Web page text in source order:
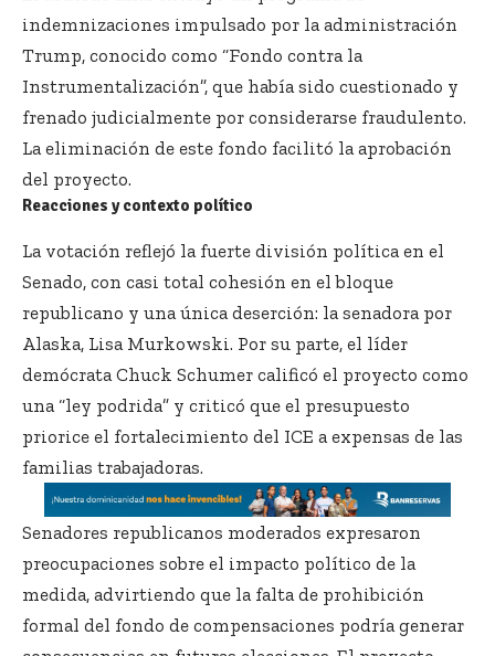
indemnizaciones impulsado por la administración
Trump, conocido como “Fondo contra la
Instrumentalización”, que había sido cuestionado y
frenado judicialmente por considerarse fraudulento.
La eliminación de este fondo facilitó la aprobación
del proyecto.
Reacciones y contexto político
La votación reflejó la fuerte división política en el
Senado, con casi total cohesión en el bloque
republicano y una única deserción: la senadora por
Alaska, Lisa Murkowski. Por su parte, el líder
demócrata Chuck Schumer calificó el proyecto como
una “ley podrida” y criticó que el presupuesto
priorice el fortalecimiento del ICE a expensas de las
familias trabajadoras.
Senadores republicanos moderados expresaron
preocupaciones sobre el impacto político de la
medida, advirtiendo que la falta de prohibición
formal del fondo de compensaciones podría generar